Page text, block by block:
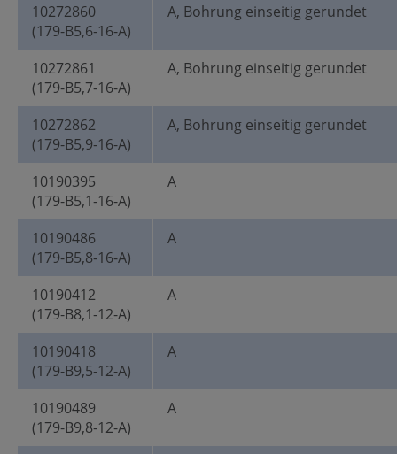
10272860
(179-B5,6-16-A)
A, Bohrung einseitig gerundet
10272861
(179-B5,7-16-A)
A, Bohrung einseitig gerundet
10272862
(179-B5,9-16-A)
A, Bohrung einseitig gerundet
10190395
(179-B5,1-16-A)
A
10190486
(179-B5,8-16-A)
A
10190412
(179-B8,1-12-A)
A
10190418
(179-B9,5-12-A)
A
10190489
(179-B9,8-12-A)
A